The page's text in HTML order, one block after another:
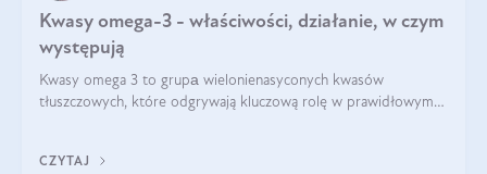
Kwasy omega-3 - właściwości, działanie, w czym
występują
Kwasy omega 3 to grupа wielonienasyconych kwasów
tłuszczowych, które odgrywają kluczową rolę w prawidłowym
CZYTAJ